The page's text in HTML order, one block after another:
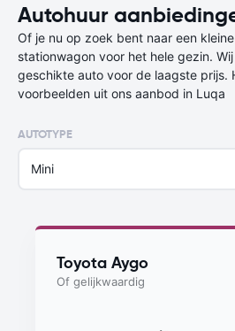
Autohuur
Of je nu op zoek bent naar een
stationwagon voor het hele gezin.
geschikte auto voor de laagste prijs.
voorbeelden uit ons aanbod in Luqa
AUTOTYPE
Mini
Toyota Aygo
Of gelijkwaardig